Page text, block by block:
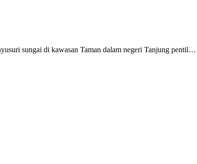
sungai di kawasan Taman dalam negeri Tanjung pentil…